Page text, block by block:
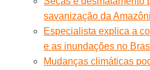
savanização da
Especialista explica a
e as inundações no
Mudanças climáticas